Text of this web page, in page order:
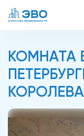
КОМНАТА